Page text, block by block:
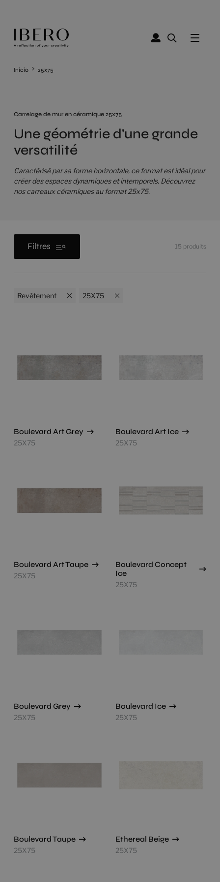
Inicio 25x75
Carrelage de mur en céramique 25x75
Une géométrie d'une grande
versatilité
Caractérisé par sa forme horizontale, ce format est idéal pour
créer des espaces dynamiques et intemporels. Découvrez
nos carreaux céramiques au format 25x75.
Filtres 15 produits
Revêtement 25X75
Boulevard Art Grey
25X75
Boulevard Art Ice
25X75
Boulevard Art Taupe
25X75
Boulevard Concept
Ice
25X75
Boulevard Grey
25X75
Boulevard Ice
25X75
Boulevard Taupe
25X75
Ethereal Beige
25X75